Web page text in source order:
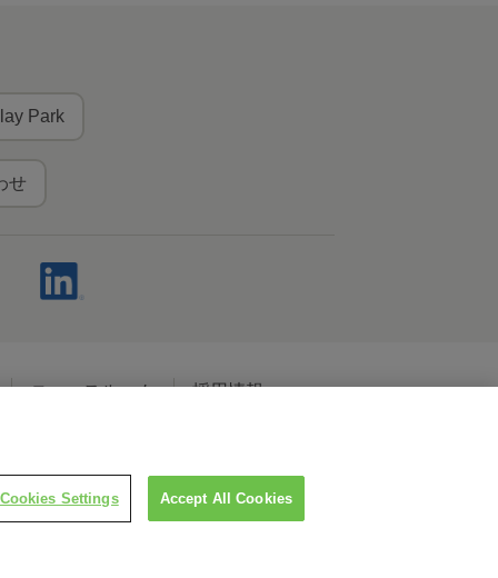
Park
せ
ニュースルーム 採用情報
Cookies Settings Accept All Cookies